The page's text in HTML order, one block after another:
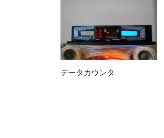
データカウンタ